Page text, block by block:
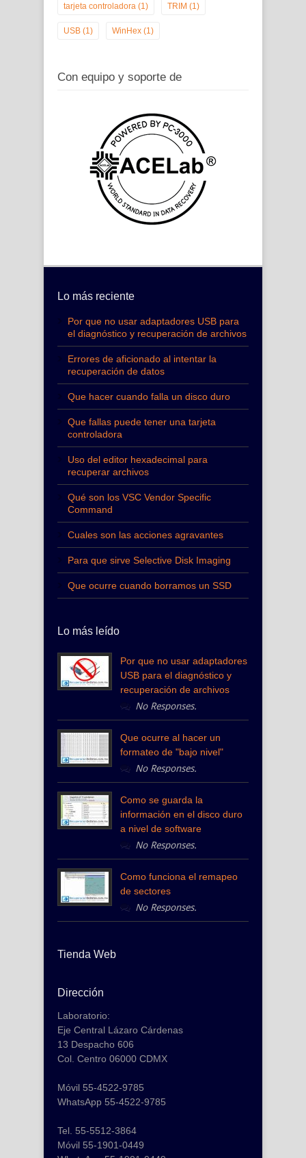
tarjeta controladora (1) TRIM (1)
USB (1) WinHex (1)
Con equipo y soporte de
Lo más reciente
Por que no usar adaptadores USB para
el diagnóstico y recuperación de archivos
Errores de aficionado al intentar la
recuperación de datos
Que hacer cuando falla un disco duro
Que fallas puede tener una tarjeta
controladora
Uso del editor hexadecimal para
recuperar archivos
Qué son los VSC Vendor Specific
Command
Cuales son las acciones agravantes
Para que sirve Selective Disk Imaging
Que ocurre cuando borramos un SSD
Lo más leído
Por que no usar adaptadores
USB para el diagnóstico y
recuperación de archivos
No Responses.
Que ocurre al hacer un
formateo de "bajo nivel"
No Responses.
Como se guarda la
información en el disco duro
a nivel de software
No Responses.
Como funciona el remapeo
de sectores
No Responses.
Tienda Web
Dirección
Laboratorio:
Eje Central Lázaro Cárdenas
13 Despacho 606
Col. Centro 06000 CDMX
Móvil 55-4522-9785
WhatsApp 55-4522-9785
Tel. 55-5512-3864
Móvil 55-1901-0449